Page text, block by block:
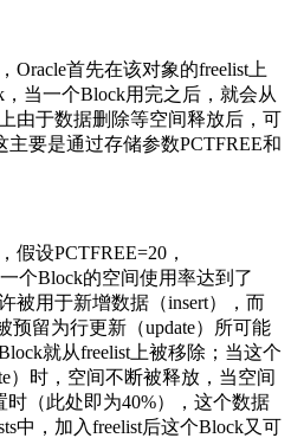
Oracle首先在该对象的freelist上
当一个Block用完之后，就会从
由于数据删除等空间释放后，可
主要是通过存储参数PCTFREE和
假设PCTFREE=20，
个Block的空间使用率达到了
被用于新增数据（insert），而
预留为行更新（update）所可能
就从freelist上被移除；当这个
）时，空间不断被释放，当空间
（此处即为40%），这个数据
中，加入freelist后这个Block又可